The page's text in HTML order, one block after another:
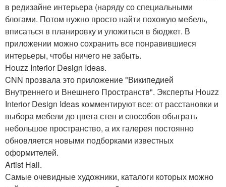
в редизайне интерьера (наряду со специальными
блогами. Потом нужно просто найти похожую мебель,
вписаться в планировку и уложиться в бюджет. В
приложении можно сохранить все понравившиеся
интерьеры, чтобы ничего не забыть.
Houzz Interior Design Ideas.
CNN прозвала это приложение "Википедией
Внутреннего и Внешнего Пространств". Эксперты Houzz
Interior Design Ideas комментируют все: от расстановки и
выбора мебели до цвета стен и способов обыграть
небольшое пространство, а их галерея постоянно
обновляется новыми подборками известных
оформителей.
Artist Hall.
Самые очевидные художники, каталоги которых можно